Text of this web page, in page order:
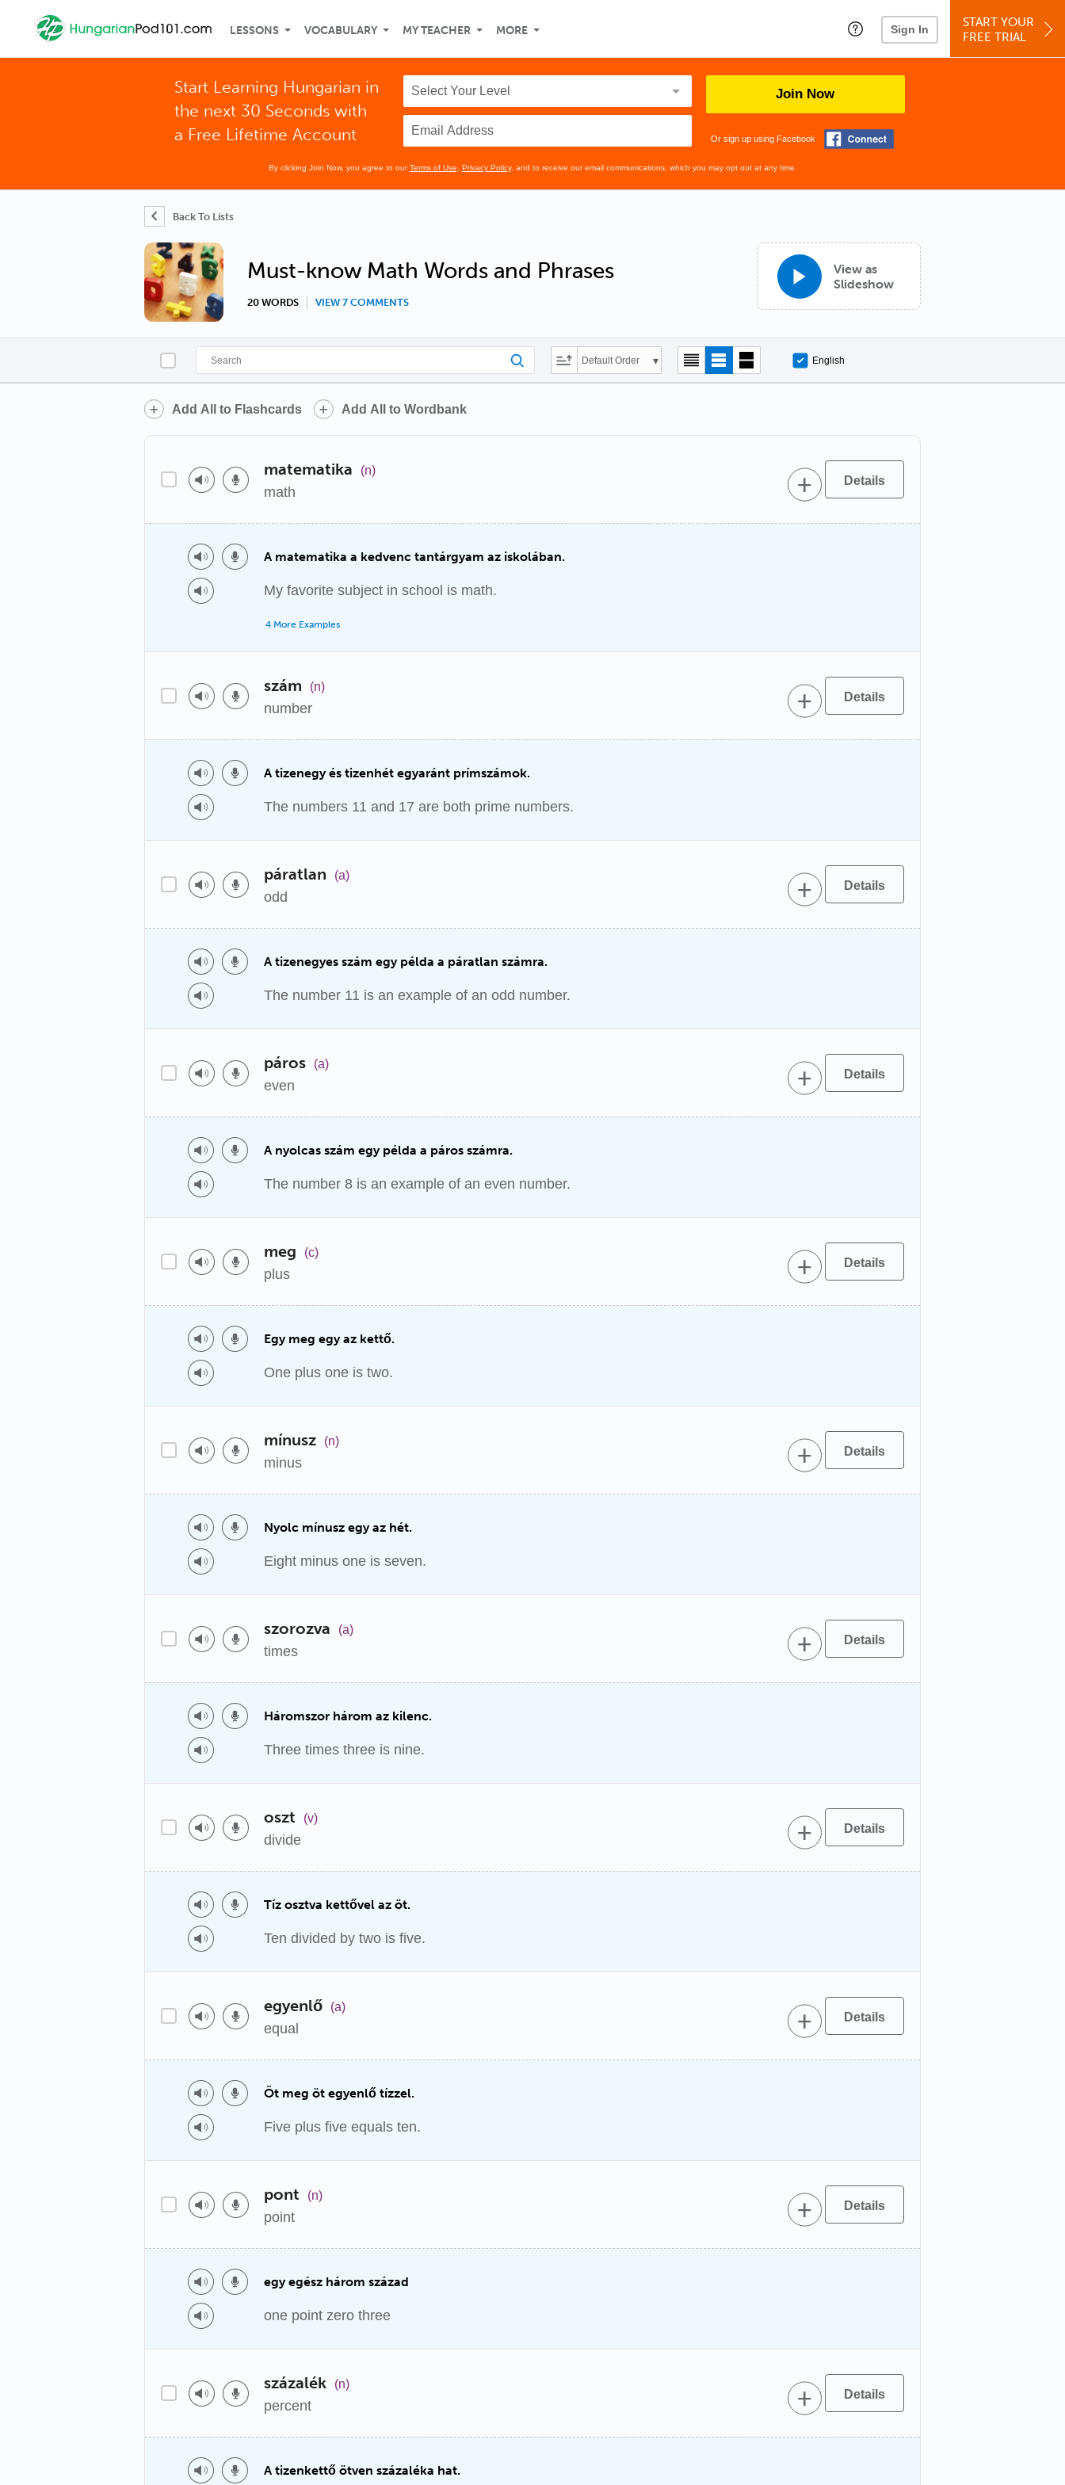
LESSONS VOCABULARY MY TEACHER MORE Sign In
START YOUR
FREE TRIAL
Start Learning Hungarian in
the next 30 Seconds with
a Free Lifetime Account
Join Now
Or sign up using Facebook
By clicking Join Now, you agree to ourTerms of Use Privacy Policy, and to receive our email communications, which you may opt out at any time.
Back To Lists
Must-know Math Words and Phrases
20 WORDS VIEW 7 COMMENTS
View as
Slideshow
Default Order English
Add All to Flashcards Add All to Wordbank
matematika (n)
math
A matematika a kedvenc tantárgyam az iskolában.
My favorite subject in school is math.
4 More Examples
szám (n)
number
A tizenegy és tizenhét egyaránt prímszámok.
The numbers 11 and 17 are both prime numbers.
páratlan (a)
odd
A tizenegyes szám egy példa a páratlan számra.
The number 11 is an example of an odd number.
páros (a)
even
A nyolcas szám egy példa a páros számra.
The number 8 is an example of an even number.
meg (c)
plus
Egy meg egy az kettő.
One plus one is two.
mínusz (n)
minus
Nyolc mínusz egy az hét.
Eight minus one is seven.
szorozva (a)
times
Háromszor három az kilenc.
Three times three is nine.
oszt (v)
divide
Tíz osztva kettővel az öt.
Ten divided by two is five.
egyenlő (a)
equal
Öt meg öt egyenlő tízzel.
Five plus five equals ten.
pont (n)
point
egy egész három század
one point zero three
százalék (n)
percent
A tizenkettő ötven százaléka hat.